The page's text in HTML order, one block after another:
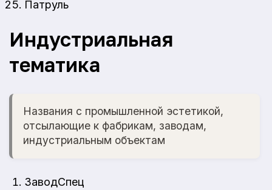
Патруль
Индустриальная
тематика
Названия с промышленной эстетикой,
отсылающие к фабрикам, заводам,
индустриальным объектам
ЗаводСпец